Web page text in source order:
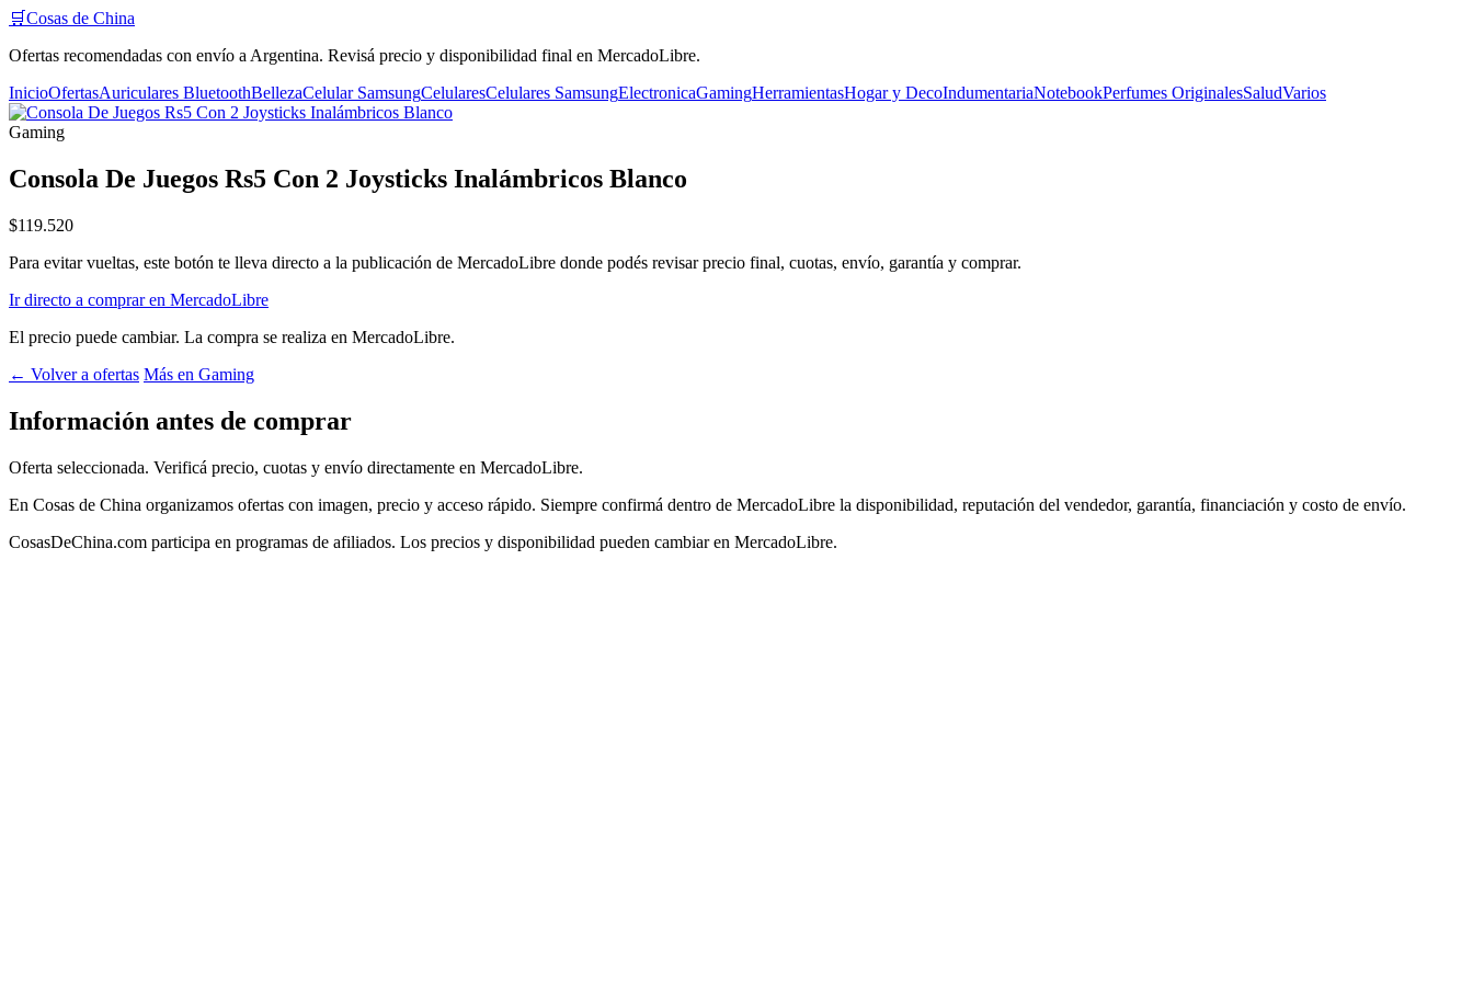
🛒Cosas de China
Ofertas recomendadas con envío a Argentina. Revisá precio y disponibilidad final en MercadoLibre.
InicioOfertasAuriculares BluetoothBellezaCelular SamsungCelularesCelulares SamsungElectronicaGamingHerramientasHogar y DecoIndumentariaNotebookPerfumes OriginalesSaludVarios
Gaming
Consola De Juegos Rs5 Con 2 Joysticks Inalámbricos Blanco
$119.520
Para evitar vueltas, este botón te lleva directo a la publicación de MercadoLibre donde podés revisar precio final, cuotas, envío, garantía y comprar.
Ir directo a comprar en MercadoLibre
El precio puede cambiar. La compra se realiza en MercadoLibre.
← Volver a ofertas Más en Gaming
Información antes de comprar
Oferta seleccionada. Verificá precio, cuotas y envío directamente en MercadoLibre.
En Cosas de China organizamos ofertas con imagen, precio y acceso rápido. Siempre confirmá dentro de MercadoLibre la disponibilidad, reputación del vendedor, garantía, financiación y costo de envío.
CosasDeChina.com participa en programas de afiliados. Los precios y disponibilidad pueden cambiar en MercadoLibre.